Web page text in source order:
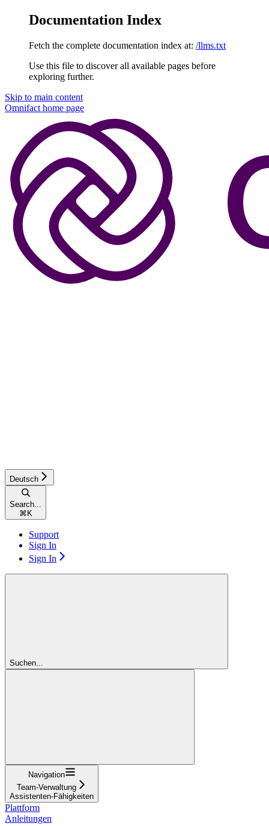
Documentation Index
Fetch the complete documentation index at: /llms.txt
Use this file to discover all available pages before
exploring further.
Skip to main content
Omnifact home page
Deutsch
Search...
⌘ K
Support
Sign In
Sign In
Suchen...
Navigation
Team-Verwaltung
Assistenten-Fähigkeiten
Plattform
Anleitungen